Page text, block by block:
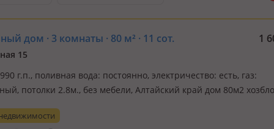
дом · 3 комнаты · 80 м² · 11 сот. 1
15
г.п., поливная вода: постоянно, электричество: есть, газ:
потолки 2.8м., без мебели, Алтайский край дом 80м2
агропредприятие